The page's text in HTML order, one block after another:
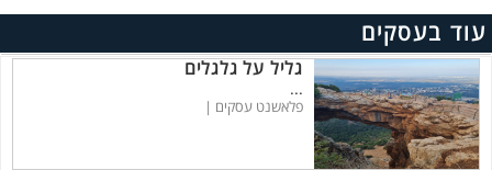
עוד בעסקים
גליל על גלגלים
...
פלאשנט עסקים |